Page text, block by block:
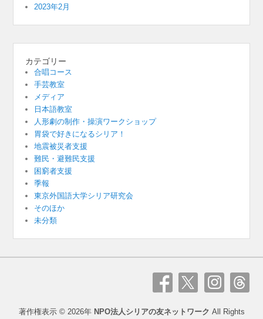
2023年2月
カテゴリー
合唱コース
手芸教室
メディア
日本語教室
人形劇の制作・操演ワークショップ
胃袋で好きになるシリア！
地震被災者支援
難民・避難民支援
困窮者支援
季報
東京外国語大学シリア研究会
そのほか
未分類
著作権表示 © 2026年 NPO法人シリアの友ネットワーク All Rights